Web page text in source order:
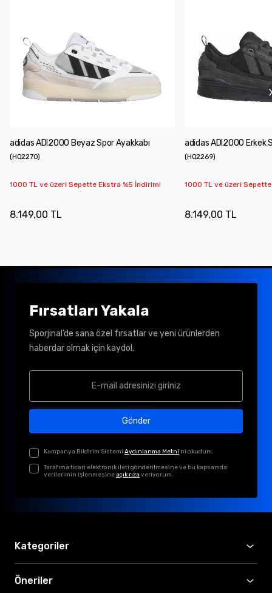
adidas ADI2000 Beyaz Spor Ayakkabı
(HQ2270)
1000 TL ve üzeri Sepette Ekstra %5 İndirim!
8.149,00 TL
adidas ADI2000 Erkek
(HQ2269)
1000 TL ve üzeri
8.149,00 TL
Fırsatları Yakala
Sporjinal’de sana özel fırsatlar ve yeni ürünlerden
haberdar olmak için kaydol.
Gönder
Kampanya Bildirim Sistemi Aydınlanma Metni'ni okudum.
Tarafıma ticari elektronik ileti gönderilmesine ve bu kapsamda
verilerimin işlenmesineaçık rıza veriyorum.
Kategoriler
Öneriler